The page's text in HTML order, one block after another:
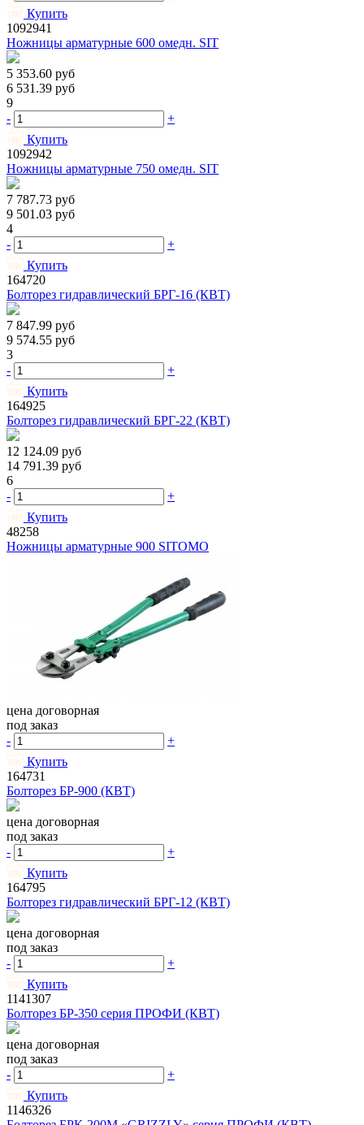
Купить
1092941
Ножницы арматурные 600 омедн. SIT
5 353.60 руб
6 531.39 руб
9
-
+
Купить
1092942
Ножницы арматурные 750 омедн. SIT
7 787.73 руб
9 501.03 руб
4
-
+
Купить
164720
Болторез гидравлический БРГ-16 (КВТ)
7 847.99 руб
9 574.55 руб
3
-
+
Купить
164925
Болторез гидравлический БРГ-22 (КВТ)
12 124.09 руб
14 791.39 руб
6
-
+
Купить
48258
Ножницы арматурные 900 SITOMO
цена договорная
под заказ
-
+
Купить
164731
Болторез БР-900 (КВТ)
цена договорная
под заказ
-
+
Купить
164795
Болторез гидравлический БРГ-12 (КВТ)
цена договорная
под заказ
-
+
Купить
1141307
Болторез БР-350 серия ПРОФИ (КВТ)
цена договорная
под заказ
-
+
Купить
1146326